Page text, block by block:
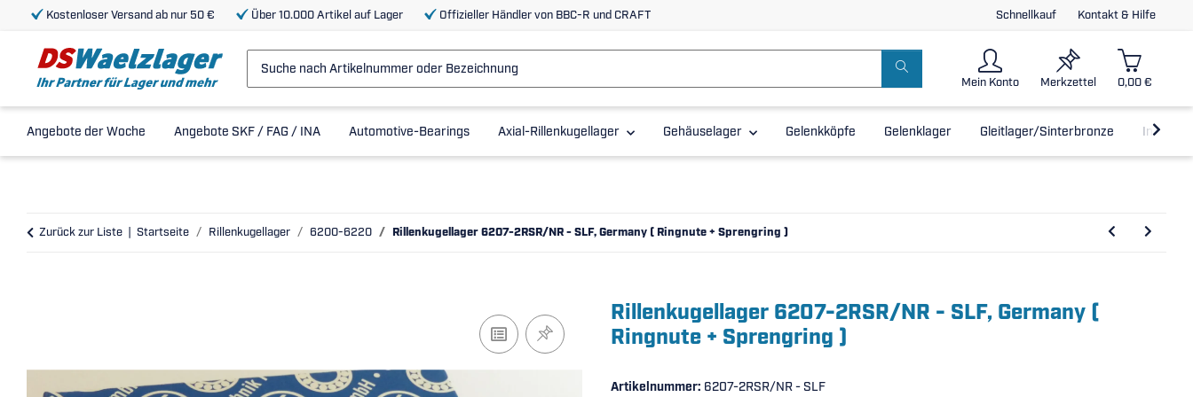
Schnellkauf Kontakt & Hilfe
Kostenloser Versand ab nur 50 € Über 10.000 Artikel auf Lager Offizieller Händler von BBC-R und CRAFT
Mein Konto Merkzettel 0,00 €
Angebote der Woche Angebote SKF / FAG / INA Automotive-Bearings Axial-Rillenkugellager Gehäuselager Gelenkköpfe Gelenklager Gleitlager/Sinterbronze Inline-
Zurück zur Liste Startseite Rillenkugellager 6200-6220 Rillenkugellager 6207-2RSR/NR - SLF, Germany ( Ringnute + Sprengring )
Rillenkugellager 6207-2RSR/NR - SLF, Germany (
Ringnute + Sprengring )
Artikelnummer: 6207-2RSR/NR - SLF